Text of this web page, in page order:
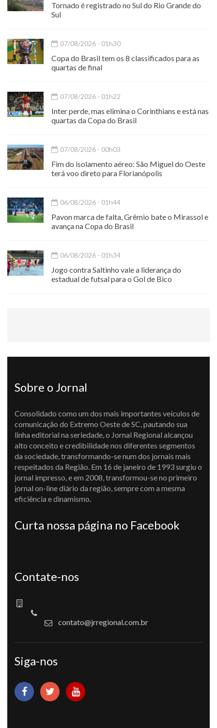
Tornado é registrado no Sul do Rio Grande do
Sul
07/08/2026 - 01h30
Copa do Brasil tem os 8 classificados para as
quartas de final
07/08/2026 - 01h22
Inter perde, mas elimina o Corinthians e está nas
quartas da Copa do Brasil
07/08/2026 - 00h03
Fim do isolamento aéreo: São Miguel do Oeste
terá voo direto para Florianópolis
06/08/2026 - 01h44
Pavon marca de falta, Grêmio bate o Mirassol e
avança na Copa do Brasil
06/08/2026 - 01h34
Jogo contra Saltinho vale a liderança do
estadual de futsal para o Gol de Bico
Sobre o Jornal
Consolidado como um dos mais importantes veículos de
comunicação do Extremo Oeste de SC, pautando sua
linha editorial na seriedade, o Jornal Regional alcançou
alto conceito e credibilidade nos diferentes segmentos
da sociedade, transformando-se num dos jornais mais
respeitados da Região. Em 16 de janeiro de 1993 surgiu o
jornal impresso, e em 2008, transformou-se no primeiro
jornal on-line diário da região, sempre com a mesma
eficiência e dinamismo.
Curta nossa página no Facebook
Contate-nos
contato@jrregional.com.br
Siga-nos